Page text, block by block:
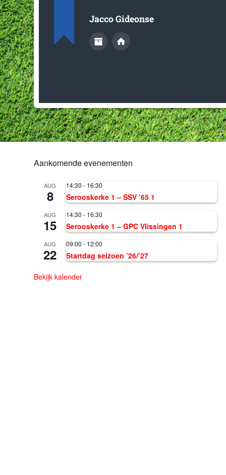
Jacco Gideonse
Aankomende evenementen
AUG
8
14:30 - 16:30
Serooskerke 1 – SSV ’65 1
AUG
15
14:30 - 16:30
Serooskerke 1 – GPC Vlissingen 1
AUG
22
09:00 - 12:00
Startdag seizoen ’26/’27
Bekijk kalender